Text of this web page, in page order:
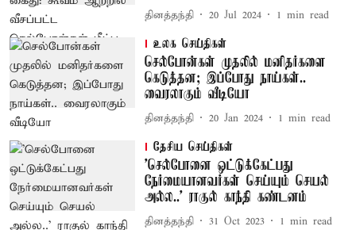
தினத்தந்தி 20 Jul 2024 1 min read
உலக செய்திகள்
செல்போன்கள் முதலில் மனிதர்களை
கெடுத்தன; இப்போது நாய்கள்..
வைரலாகும் வீடியோ
தினத்தந்தி 20 Jan 2024 1 min read
தேசிய செய்திகள்
'செல்போனை ஒட்டுக்கேட்பது
நேர்மையானவர்கள் செய்யும் செயல்
அல்ல..' ராகுல் காந்தி கண்டனம்
தினத்தந்தி 31 Oct 2023 1 min read